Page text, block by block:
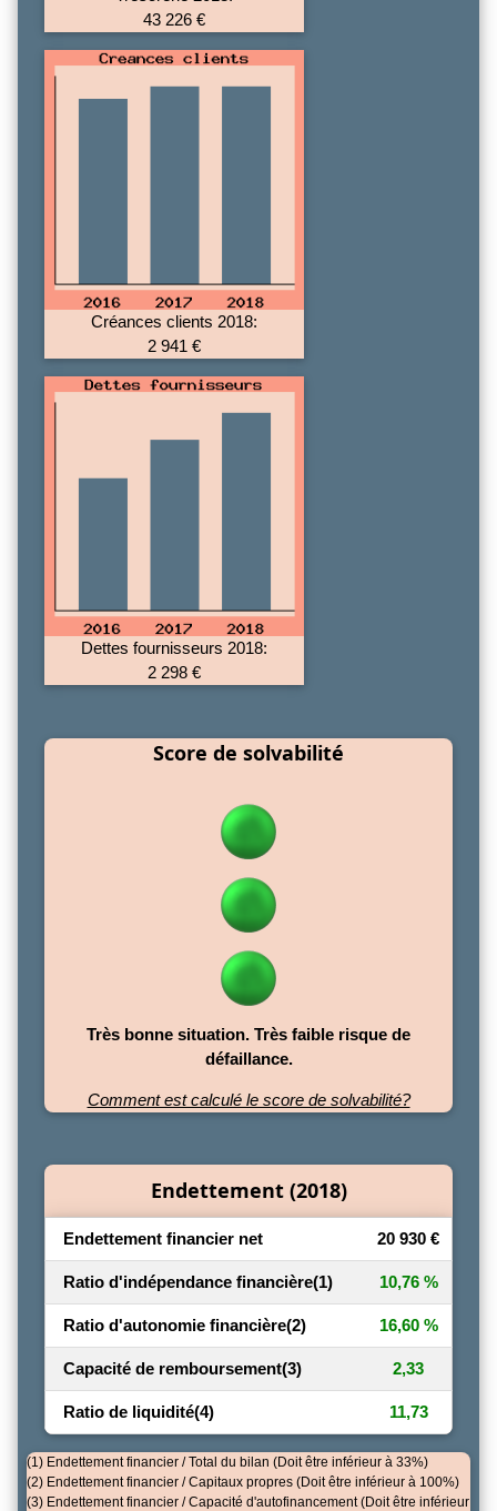
43 226 €
Créances clients 2018:
2 941 €
Dettes fournisseurs 2018:
2 298 €
Score de solvabilité
Très bonne situation. Très faible risque de
défaillance.
Comment est calculé le score de solvabilité?
Endettement (2018)
Endettement financier net 20 930 €
Ratio d'indépendance financière(1) 10,76 %
Ratio d'autonomie financière(2) 16,60 %
Capacité de remboursement(3) 2,33
Ratio de liquidité(4) 11,73
(1) Endettement financier / Total du bilan (Doit être inférieur à 33%)
(2) Endettement financier / Capitaux propres (Doit être inférieur à 100%)
(3) Endettement financier / Capacité d'autofinancement (Doit être inférieur